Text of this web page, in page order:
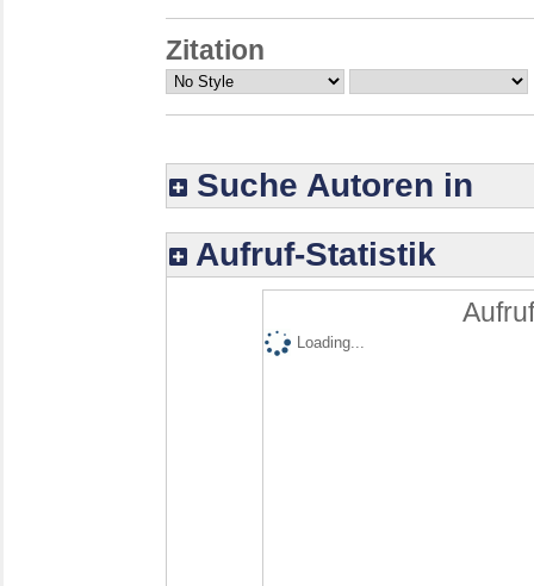
Zitation
Suche Autoren in
Aufruf-Statistik
Loading...